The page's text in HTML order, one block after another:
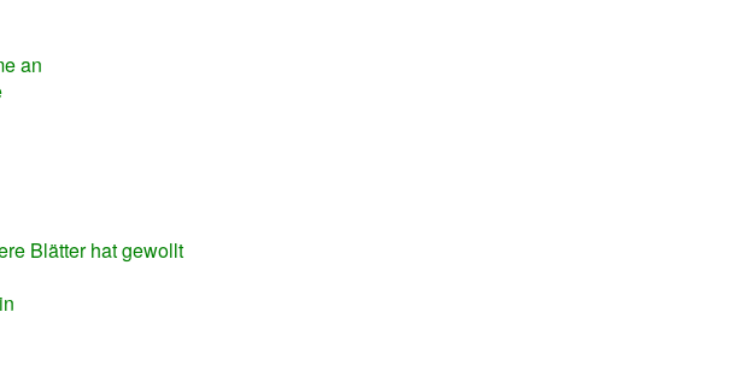
an
Blätter hat gewollt